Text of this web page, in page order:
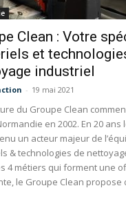
Clean : Votre
et
industriel
- 19 mai 2021
du Groupe Clean
en 2002. En 20 ans
un acteur majeur de
& technologies de
4 métiers qui forment une
le Groupe Clean propose